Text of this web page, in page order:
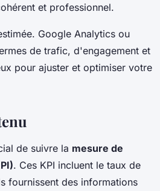
et professionnel.
Google Analytics ou
de trafic, d'engagement et
pour ajuster et optimiser votre
de suivre la mesure de
. Ces KPI incluent le taux de
fournissent des informations